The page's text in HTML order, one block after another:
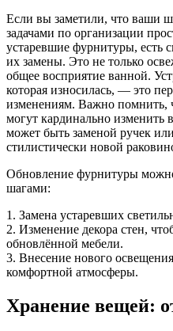
Если вы заметили, что ваши
задачами по организации
устаревшие фурнитуры, есть
их замены. Это не только
общее восприятие ванной.
которая износилась, — это
изменениям. Важно помнить,
могут кардинально изменить
может быть заменой ручек
стилистически новой
Обновление фурнитуры
шагами:
1. Замена устаревших
2. Изменение декора стен,
обновлённой мебели.
3. Внесение нового
комфортной атмосферы.
Хранение вещей: